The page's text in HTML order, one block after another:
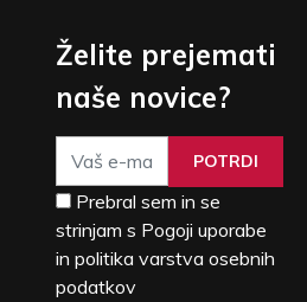
Želite prejemati
naše novice?
POTRDI
Prebral sem in se
strinjam s Pogoji uporabe
in politika varstva osebnih
podatkov